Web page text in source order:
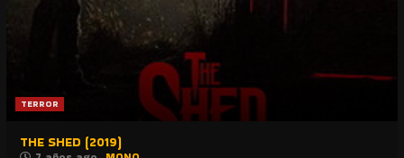
TERROR
THE SHED (2019)